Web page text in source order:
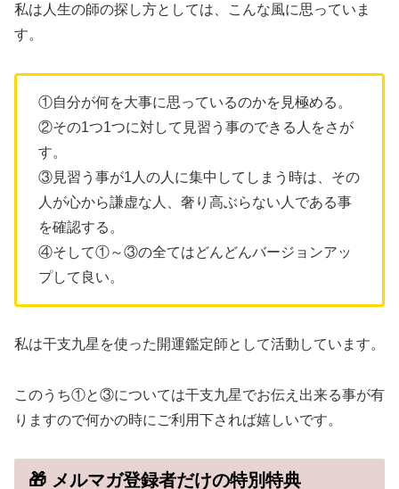
私は人生の師の探し方としては、こんな風に思っていま
す。
①自分が何を大事に思っているのかを見極める。
②その1つ1つに対して見習う事のできる人をさが
す。
③見習う事が1人の人に集中してしまう時は、その
人が心から謙虚な人、奢り高ぶらない人である事
を確認する。
④そして①～③の全てはどんどんバージョンアッ
プして良い。
私は干支九星を使った開運鑑定師として活動しています。
このうち①と③については干支九星でお伝え出来る事が有
りますので何かの時にご利用下されば嬉しいです。
🎁 メルマガ登録者だけの特別特典